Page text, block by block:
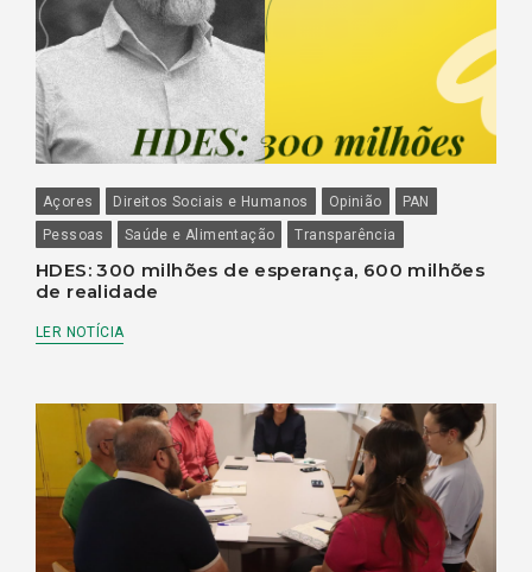
Açores Direitos Sociais e Humanos Opinião
PAN
Pessoas
Saúde e Alimentação Transparência
HDES: 300 milhões de esperança, 600 milhões
de realidade
LER NOTÍCIA